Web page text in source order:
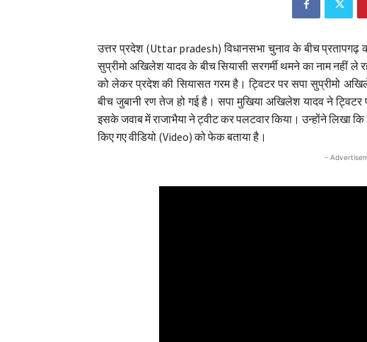
उत्तर प्रदेश (Uttar pradesh) विधानसभा चुनाव के बीच प्रतापगढ़
सुप्रीमो अखिलेश यादव के बीच सियासी सरगर्मी थमने का नाम नहीं
को लेकर प्रदेश की सियासत गरम है। ट्विटर पर सपा सुप्रीमो
बीच जुबानी रण तेज हो गई है। सपा मुखिया अखिलेश यादव ने ट्विटर
इसके जवाब में राजाभैया ने ट्वीट कर पलटवार किया। उन्होंने लिखा कि
किए गए वीडियो (Video) को फेक बताया है।
-